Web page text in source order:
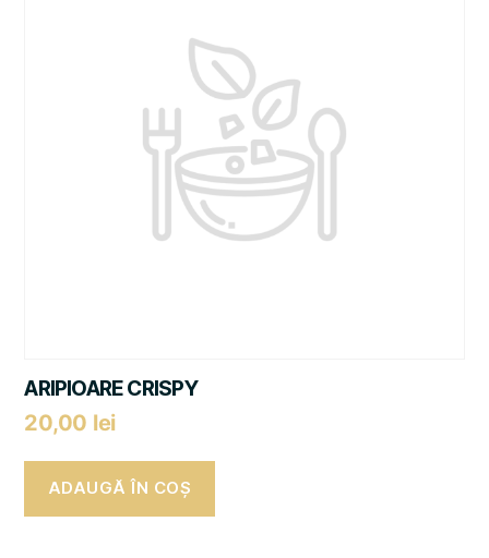
ARIPIOARE CRISPY
20,00 lei
ADAUGĂ ÎN COȘ